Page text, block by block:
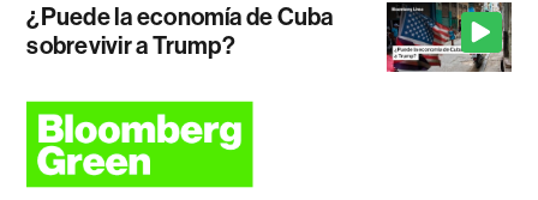
¿Puede la economía de Cuba
sobrevivir a Trump?